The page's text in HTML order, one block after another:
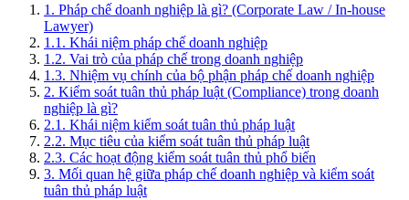
1 . Pháp chế doanh nghiệp là gì? (Corporate Law / In-house
Lawyer)
1.1 . Khái niệm pháp chế doanh nghiệp
1.2. Vai trò của pháp chế trong doanh nghiệp
1.3. Nhiệm vụ chính của bộ phận pháp chế doanh nghiệp
2. Kiểm soát tuân thủ pháp luật (Compliance) trong doanh
nghiệp là gì?
2.1 . Khái niệm kiểm soát tuân thủ pháp luật
2.2. Mục tiêu của kiểm soát tuân thủ pháp luật
2.3. Các hoạt động kiểm soát tuân thủ phổ biến
3. Mối quan hệ giữa pháp chế doanh nghiệp và kiểm soát
tuân thủ pháp luật